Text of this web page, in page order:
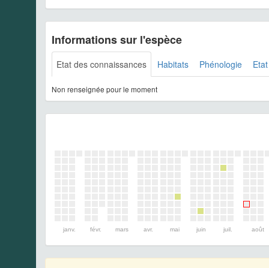
Informations sur l'espèce
Etat des connaissances Habitats Phénologie
Non renseignée pour le moment
janv. févr. mars avr. mai juin juil. août